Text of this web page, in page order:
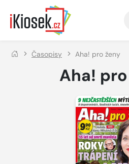
Přejít na hlavní obsah
Časopisy Aha! pro ženy
Aha!